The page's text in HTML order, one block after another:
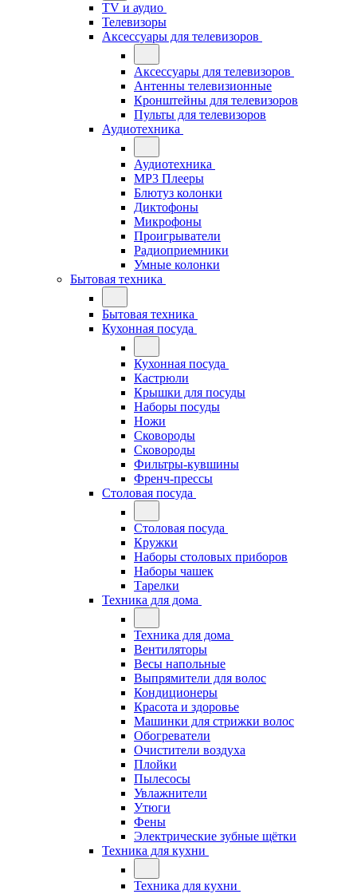
TV и аудио
Телевизоры
Аксессуары для телевизоров
Аксессуары для телевизоров
Антенны телевизионные
Кронштейны для телевизоров
Пульты для телевизоров
Аудиотехника
Аудиотехника
MP3 Плееры
Блютуз колонки
Диктофоны
Микрофоны
Проигрыватели
Радиоприемники
Умные колонки
Бытовая техника
Бытовая техника
Кухонная посуда
Кухонная посуда
Кастрюли
Крышки для посуды
Наборы посуды
Ножи
Сковороды
Сковороды
Фильтры-кувшины
Френч-прессы
Столовая посуда
Столовая посуда
Кружки
Наборы столовых приборов
Наборы чашек
Тарелки
Техника для дома
Техника для дома
Вентиляторы
Весы напольные
Выпрямители для волос
Кондиционеры
Красота и здоровье
Машинки для стрижки волос
Обогреватели
Очистители воздуха
Плойки
Пылесосы
Увлажнители
Утюги
Фены
Электрические зубные щётки
Техника для кухни
Техника для кухни